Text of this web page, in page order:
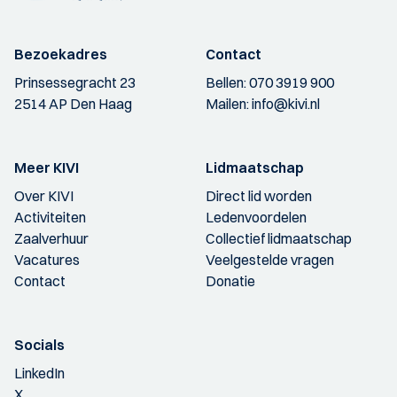
Bezoekadres
Prinsessegracht 23
2514 AP Den Haag
Contact
Bellen:070 3919 900
Mailen:info@kivi.nl
Meer KIVI
Over KIVI
Activiteiten
Zaalverhuur
Vacatures
Contact
Lidmaatschap
Direct lid worden
Ledenvoordelen
Collectief lidmaatschap
Veelgestelde vragen
Donatie
Socials
LinkedIn